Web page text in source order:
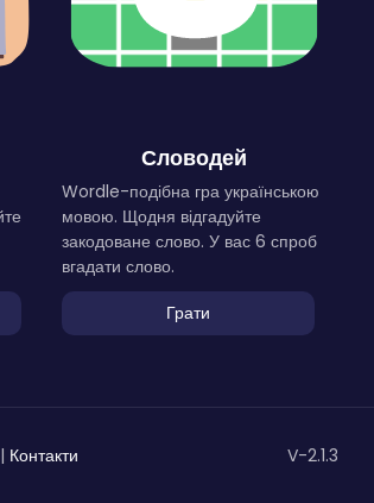
Словодей
Wordle-подібна гра українською
мовою. Щодня відгадуйте
закодоване слово. У вас 6 спроб
вгадати слово.
Грати
Контакти V-2.1.3